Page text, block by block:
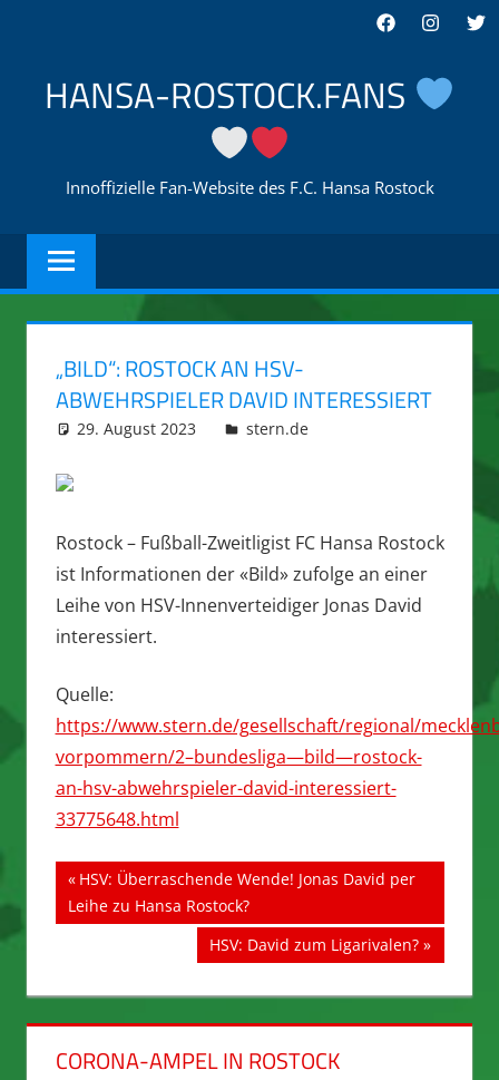
springen
Facebook
HANSA-ROSTOCK.FANS
Innoffizielle Fan-Website des F.C. Hansa Rostock
„BILD“: ROSTOCK AN HSV-
ABWEHRSPIELER DAVID INTERESSIERT
29. August 2023 integromat
stern.de
Rostock – Fußball-Zweitligist FC Hansa Rostock
ist Informationen der «Bild» zufolge an einer
Leihe von HSV-Innenverteidiger Jonas David
interessiert.
Quelle:
https://www.stern.de/gesellschaft/regional/
vorpommern/2–bundesliga—bild—rostock-
an-hsv-abwehrspieler-david-interessiert-
33775648.html
Beitragsnavigation
Vorheriger
Beitrag:
HSV: Überraschende Wende! Jonas David per
Leihe zu Hansa Rostock?
Nächster
HSV: David zum Ligarivalen?
CORONA-AMPEL IN ROSTOCK